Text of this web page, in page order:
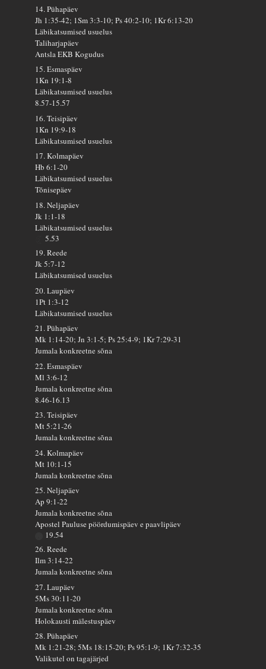
14. Pühapäev
Jh 1:35-42; 1Sm 3:3-10; Ps 40:2-10; 1Kr 6:13-20
Läbikatsumised usuelus
Taliharjapäev
Antsla EKB Kogudus
15. Esmaspäev
1Kn 19:1-8
Läbikatsumised usuelus
8.57-15.57
16. Teisipäev
1Kn 19:9-18
Läbikatsumised usuelus
17. Kolmapäev
Hb 6:1-20
Läbikatsumised usuelus
Tõnisepäev
18. Neljapäev
Jk 1:1-18
Läbikatsumised usuelus
5.53
19. Reede
Jk 5:7-12
Läbikatsumised usuelus
20. Laupäev
1Pt 1:3-12
Läbikatsumised usuelus
21. Pühapäev
Mk 1:14-20; Jn 3:1-5; Ps 25:4-9; 1Kr 7:29-31
Jumala konkreetne sõna
22. Esmaspäev
Ml 3:6-12
Jumala konkreetne sõna
8.46-16.13
23. Teisipäev
Mt 5:21-26
Jumala konkreetne sõna
24. Kolmapäev
Mt 10:1-15
Jumala konkreetne sõna
25. Neljapäev
Ap 9:1-22
Jumala konkreetne sõna
Apostel Pauluse pöördumispäev e paavlipäev
19.54
26. Reede
Ilm 3:14-22
Jumala konkreetne sõna
27. Laupäev
5Ms 30:11-20
Jumala konkreetne sõna
Holokausti mälestuspäev
28. Pühapäev
Mk 1:21-28; 5Ms 18:15-20; Ps 95:1-9; 1Kr 7:32-35
Valikutel on tagajärjed